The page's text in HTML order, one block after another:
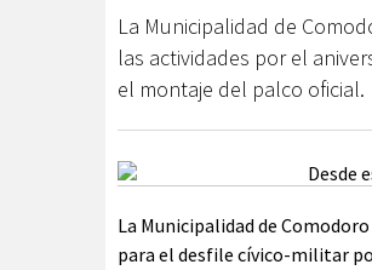
La Municipalidad de
las actividades por el
el montaje del palco oficial.
La Municipalidad de
para el desfile cívico-militar